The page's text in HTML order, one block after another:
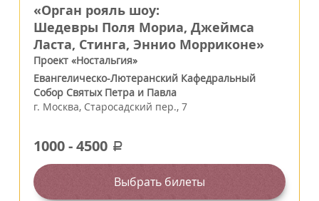
«Орган рояль шоу:
Шедевры Поля Мориа, Джеймса
Ласта, Стинга, Эннио Морриконе»
Проект «Ностальгия»
Евангелическо-Лютеранский Кафедральный
Собор Святых Петра и Павла
г. Москва, Старосадский пер., 7
1000-4500 a
Выбрать билеты